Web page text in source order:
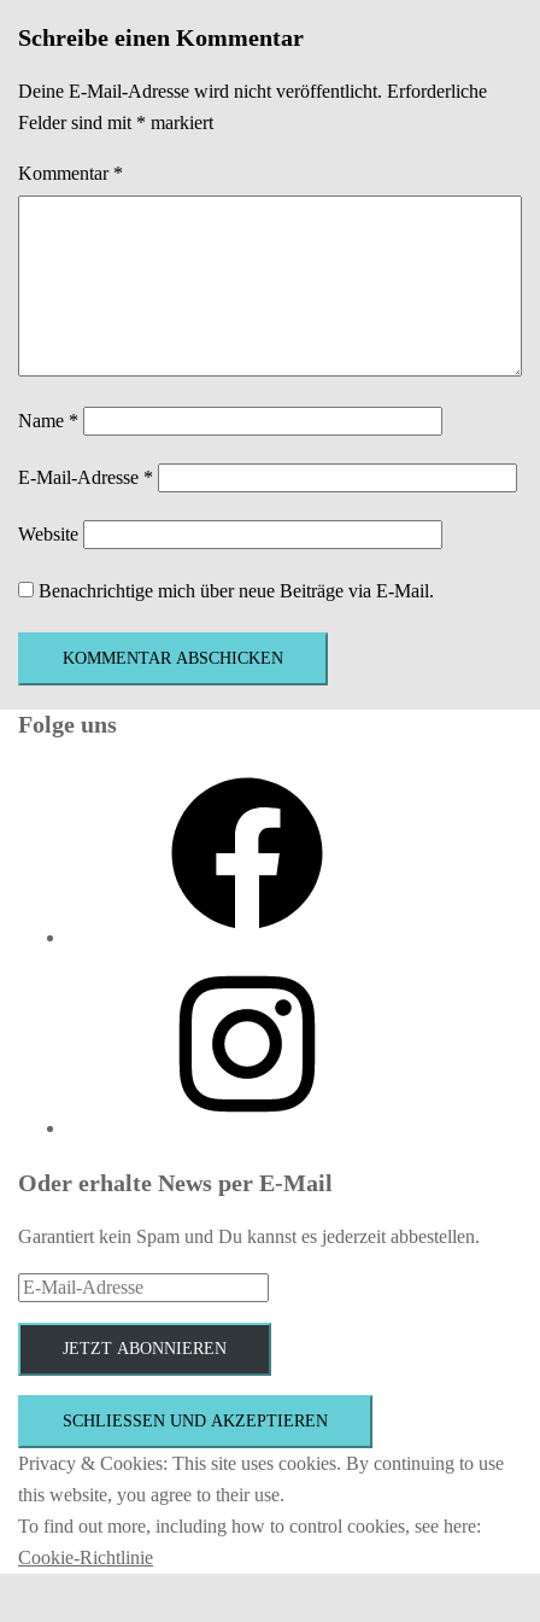
Schreibe einen Kommentar
Deine E-Mail-Adresse wird nicht veröffentlicht. Erforderliche
Felder sind mit * markiert
Kommentar *
Name *
E-Mail-Adresse *
Website
Benachrichtige mich über neue Beiträge via E-Mail.
Folge uns
Oder erhalte News per E-Mail
Garantiert kein Spam und Du kannst es jederzeit abbestellen.
E-
AdresseJETZT ABONNIEREN
Privacy & Cookies: This site uses cookies. By continuing to use
this website, you agree to their use.
To find out more, including how to control cookies, see here:
Cookie-Richtlinie